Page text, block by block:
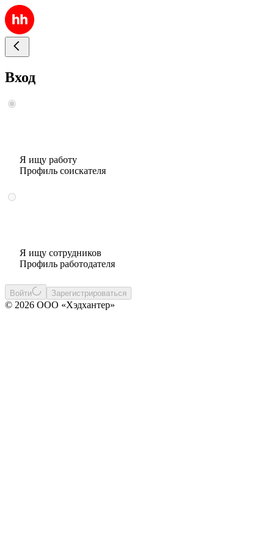
Вход
Я ищу работу
Профиль соискателя
Я ищу сотрудников
Профиль работодателя
Войти Зарегистрироваться
© 2026 ООО «Хэдхантер»